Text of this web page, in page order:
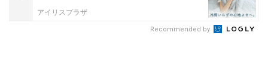
アイリスプラザ
Recommended by